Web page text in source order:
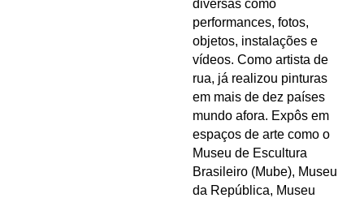
diversas como
performances, fotos,
objetos, instalações e
vídeos. Como artista de
rua, já realizou pinturas
em mais de dez países
mundo afora. Expôs em
espaços de arte como o
Museu de Escultura
Brasileiro (Mube), Museu
da República, Museu